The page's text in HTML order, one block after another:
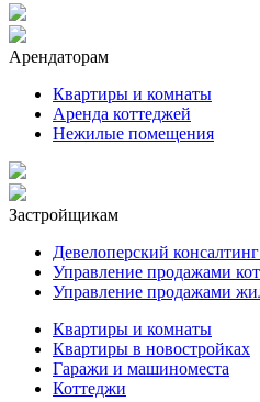
Арендаторам
Квартиры и комнаты
Аренда коттеджей
Нежилые помещения
Застройщикам
Девелоперский
Управление продажами
Управление продажами
Квартиры и комнаты
Квартиры в новостройках
Гаражи и машиноместа
Коттеджи